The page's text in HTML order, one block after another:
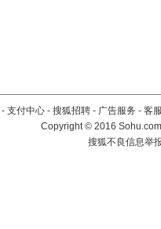
- 支付中心 - 搜狐招聘 - 广告服务 - 客
Copyright©2016
搜狐不良信息举